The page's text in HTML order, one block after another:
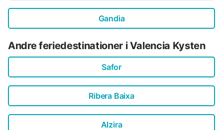
Gandia
Andre feriedestinationer i Valencia Kysten
Safor
Ribera Baixa
Alzira